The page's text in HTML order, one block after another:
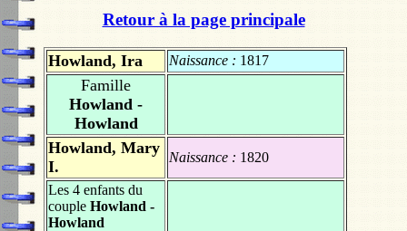
Retour à la page principale
Howland, Ira Naissance : 1817
Famille
Howland -
Howland
Howland, Mary
I.
Naissance : 1820
Les 4 enfants du
couple Howland -
Howland